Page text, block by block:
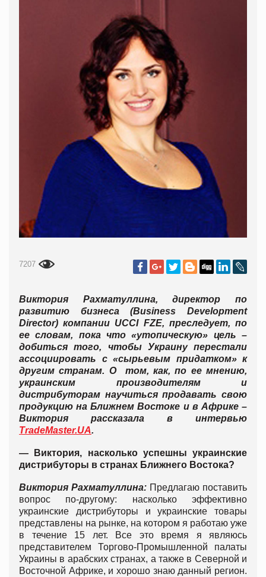
7207
Виктория Рахматуллина,директор по
развитию бизнеса (Business Development
Director) компании UCCI FZE, преследует, по
ее словам, пока что «утопическую» цель –
добиться того, чтобы Украину перестали
ассоциировать с «сырьевым придатком» к
другим странам. О том, как, по ее мнению,
украинским производителям и
дистрибуторам научиться продавать свою
продукцию на Ближнем Востоке и в Африке –
Виктория рассказала в интервью
TradeMaster.UA.
— Виктория, насколько успешны украинские
дистрибуторы в странах Ближнего Востока?
Виктория Рахматуллина: Предлагаю поставить
вопрос по-другому: насколько эффективно
украинские дистрибуторы и украинские товары
представлены на рынке, на котором я работаю уже
в течение 15 лет. Все это время я являюсь
представителем Торгово-Промышленной палаты
Украины в арабских странах, а также в Северной и
Восточной Африке, и хорошо знаю данный регион.